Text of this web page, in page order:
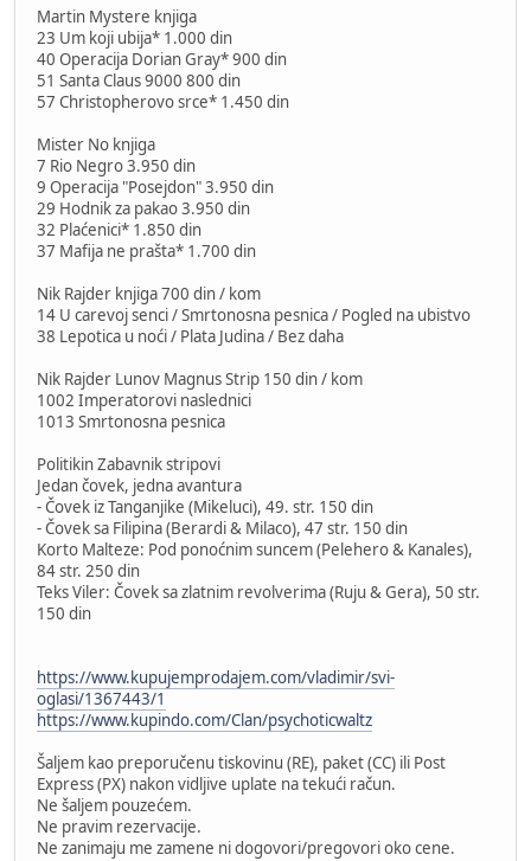
Martin Mystere knjiga
23 Um koji ubija* 1.000 din
40 Operacija Dorian Gray* 900 din
51 Santa Claus 9000 800 din
57 Christopherovo srce* 1.450 din
Mister No knjiga
7 Rio Negro 3.950 din
9 Operacija "Posejdon" 3.950 din
29 Hodnik za pakao 3.950 din
32 Plaćenici* 1.850 din
37 Mafija ne prašta* 1.700 din
Nik Rajder knjiga 700 din / kom
14 U carevoj senci / Smrtonosna pesnica / Pogled na ubistvo
38 Lepotica u noći / Plata Judina / Bez daha
Nik Rajder Lunov Magnus Strip 150 din / kom
1002 Imperatorovi naslednici
1013 Smrtonosna pesnica
Politikin Zabavnik stripovi
Jedan čovek, jedna avantura
- Čovek iz Tanganjike (Mikeluci), 49. str. 150 din
- Čovek sa Filipina (Berardi & Milaco), 47 str. 150 din
Korto Malteze: Pod ponoćnim suncem (Pelehero & Kanales),
84 str. 250 din
Teks Viler: Čovek sa zlatnim revolverima (Ruju & Gera), 50 str.
150 din
https://www.kupujemprodajem.com/vladimir/svi-
oglasi/1367443/1
https://www.kupindo.com/Clan/psychoticwaltz
Šaljem kao preporučenu tiskovinu (RE), paket (CC) ili Post
Express (PX) nakon vidljive uplate na tekući račun.
Ne šaljem pouzećem.
Ne pravim rezervacije.
Ne zanimaju me zamene ni dogovori/pregovori oko cene.